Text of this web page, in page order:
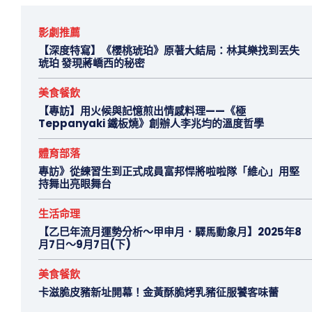
影劇推薦
【深度特寫】《櫻桃琥珀》原著大結局：林其樂找到丟失
琥珀 發現蔣嶠西的秘密
美食餐飲
【專訪】用火候與記憶煎出情感料理——《極
Teppanyaki 鐵板燒》創辦人李兆均的溫度哲學
體育部落
專訪》從練習生到正式成員富邦悍將啦啦隊「維心」用堅
持舞出亮眼舞台
生活命理
【乙巳年流月運勢分析～甲申月．驛馬動象月】2025年8
月7日～9月7日(下)
美食餐飲
卡滋脆皮豬新址開幕！金黃酥脆烤乳豬征服饕客味蕾